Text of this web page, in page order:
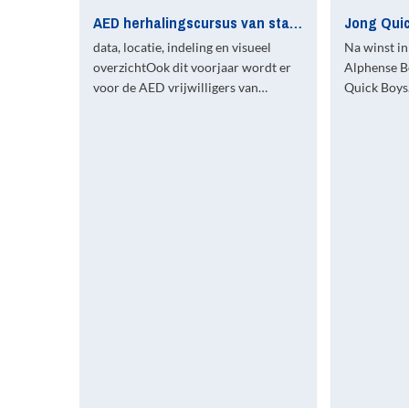
AED herhalingscursus van start voor vrijwilligers van Quick Boys
data, locatie, indeling en visueel
overzichtOok dit voorjaar wordt er
voor de AED vrijwilligers van…
Na winst
Alphense
Quick